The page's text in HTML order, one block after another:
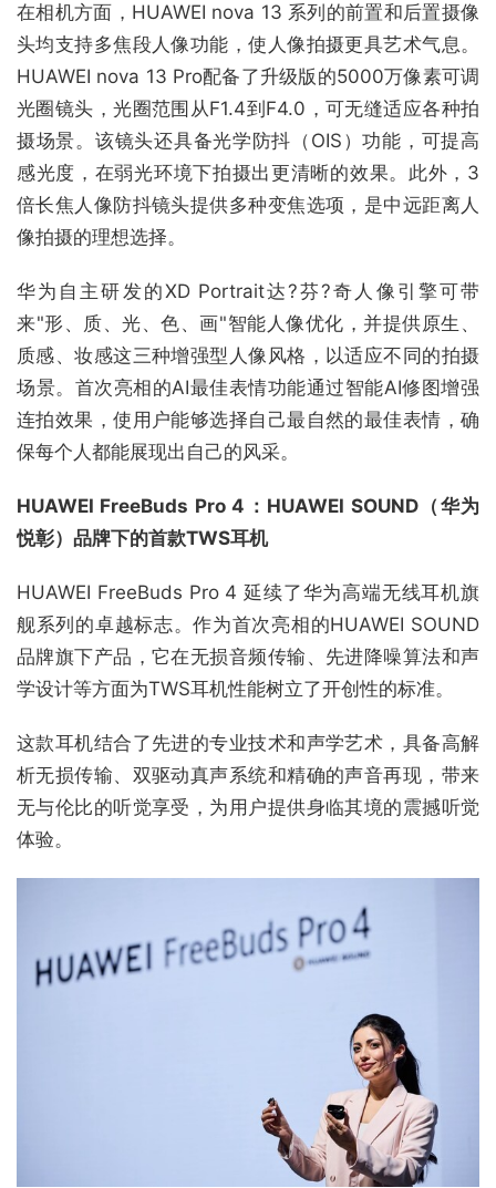
在相机方面，HUAWEI nova 13 系列的前置和后置摄像
头均支持多焦段人像功能，使人像拍摄更具艺术气息。
HUAWEI nova 13 Pro配备了升级版的5000万像素可调
光圈镜头，光圈范围从F1.4到F4.0，可无缝适应各种拍
摄场景。该镜头还具备光学防抖（OIS）功能，可提高
感光度，在弱光环境下拍摄出更清晰的效果。此外，3
倍长焦人像防抖镜头提供多种变焦选项，是中远距离人
像拍摄的理想选择。
华为自主研发的XD Portrait达?芬?奇人像引擎可带
来"形、质、光、色、画"智能人像优化，并提供原生、
质感、妆感这三种增强型人像风格，以适应不同的拍摄
场景。首次亮相的AI最佳表情功能通过智能AI修图增强
连拍效果，使用户能够选择自己最自然的最佳表情，确
保每个人都能展现出自己的风采。
HUAWEI FreeBuds Pro 4：HUAWEI SOUND（华为
悦彰）品牌下的首款TWS耳机
HUAWEI FreeBuds Pro 4 延续了华为高端无线耳机旗
舰系列的卓越标志。作为首次亮相的HUAWEI SOUND
品牌旗下产品，它在无损音频传输、先进降噪算法和声
学设计等方面为TWS耳机性能树立了开创性的标准。
这款耳机结合了先进的专业技术和声学艺术，具备高解
析无损传输、双驱动真声系统和精确的声音再现，带来
无与伦比的听觉享受，为用户提供身临其境的震撼听觉
体验。